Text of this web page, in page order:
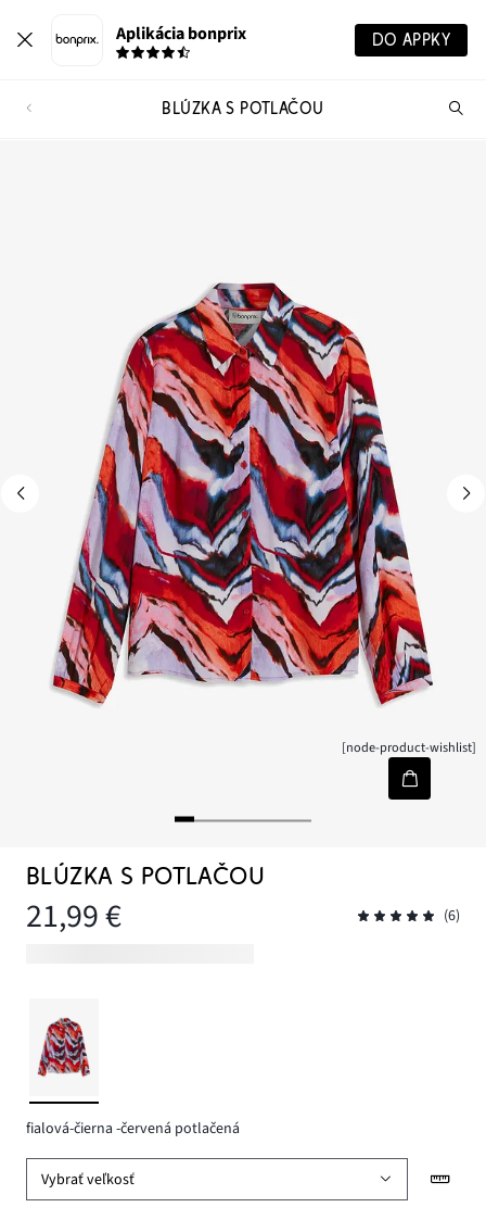
Aplikácia bonprix DO APPKY
BLÚZKA S POTLAČOU
[node-product-wishlist]
BLÚZKA S POTLAČOU
21,99 € (6)
fialová-čierna -červená potlačená
Vybrať veľkosť